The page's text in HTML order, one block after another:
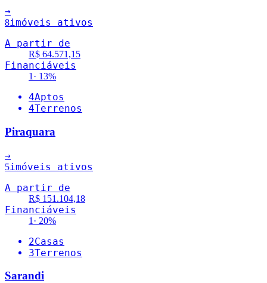
→
8imóveis ativos
A partir de
R$ 64.571,15
Financiáveis
1 · 13%
4Aptos
4Terrenos
Piraquara
→
5imóveis ativos
A partir de
R$ 151.104,18
Financiáveis
1 · 20%
2Casas
3Terrenos
Sarandi